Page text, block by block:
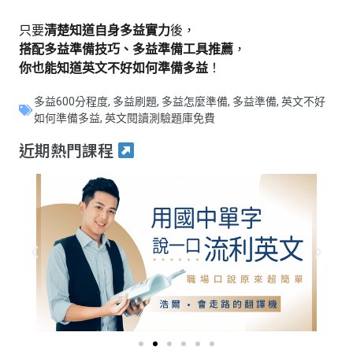
只要清楚知道自身多益實力後，
搭配多益準備技巧、多益準備工具推薦 ，
你也能知道英文不好如何準備多益 ！
多益600分程度, 多益刷題, 多益怎麼準備, 多益準備, 英文不好
如何準備多益, 英文閱讀測驗題庫免費
近期熱門課程